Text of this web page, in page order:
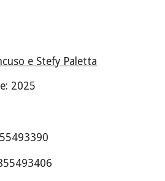
e Stefy Paletta
2025
3390
3406